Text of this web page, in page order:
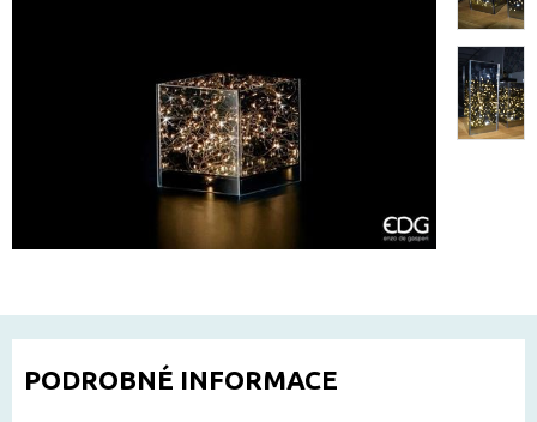
PODROBNÉ INFORMACE